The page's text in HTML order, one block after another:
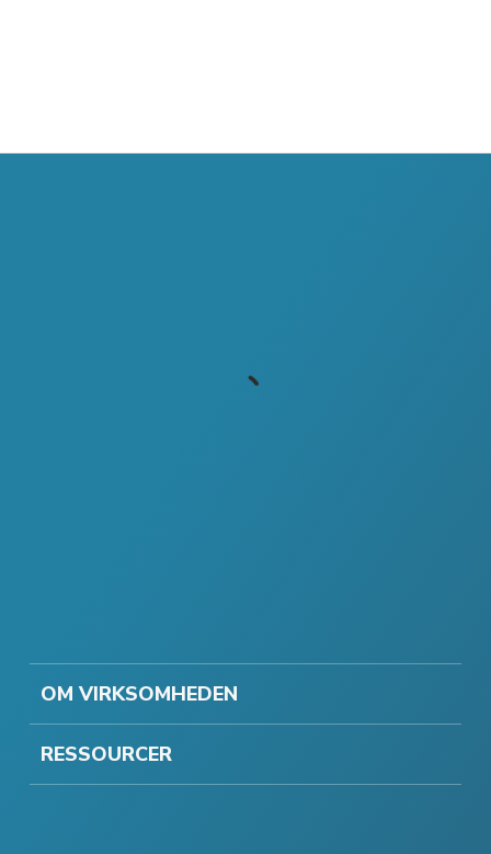
OM VIRKSOMHEDEN
RESSOURCER